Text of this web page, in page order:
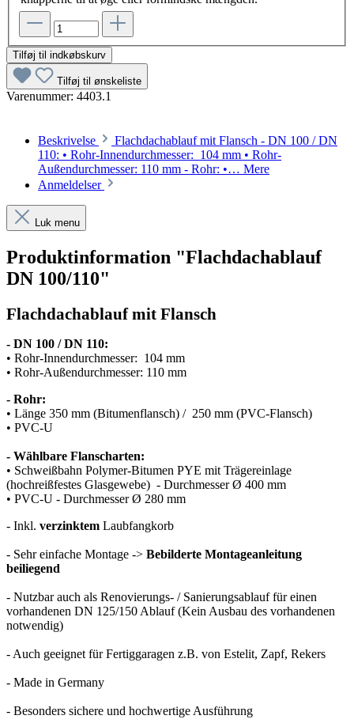
Tilføj til indkøbskurv
Tilføj til ønskeliste
Varenummer: 4403.1
Beskrivelse
Flachdachablauf mit Flansch - DN 100 / DN
110: • Rohr-Innendurchmesser: 104 mm • Rohr-
Außendurchmesser: 110 mm - Rohr: •… Mere
Anmeldelser
Luk menu
Produktinformation "Flachdachablauf
DN 100/110"
Flachdachablauf mit Flansch
- DN 100 / DN 110:
• Rohr-Innendurchmesser: 104 mm
• Rohr-Außendurchmesser: 110 mm
- Rohr:
• Länge 350 mm (Bitumenflansch) / 250 mm (PVC-Flansch)
• PVC-U
- Wählbare Flanscharten:
• Schweißbahn Polymer-Bitumen PYE mit Trägereinlage
(hochreißfestes Glasgewebe) - Durchmesser Ø 400 mm
• PVC-U - Durchmesser Ø 280 mm
- Inkl. verzinktem Laubfangkorb
- Sehr einfache Montage -> Bebilderte Montageanleitung
beiliegend
- Nutzbar auch als Renovierungs- / Sanierungsablauf für einen
vorhandenen DN 125/150 Ablauf (Kein Ausbau des vorhandenen
notwendig)
- Auch geeignet für Fertiggaragen z.B. von Estelit, Zapf, Rekers
- Made in Germany
- Besonders sichere und hochwertige Ausführung